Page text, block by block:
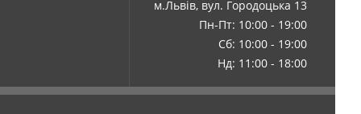
м.Львів, вул. Городоцька 13
Пн-Пт: 10:00 - 19:00
Сб: 10:00 - 19:00
Нд: 11:00 - 18:00